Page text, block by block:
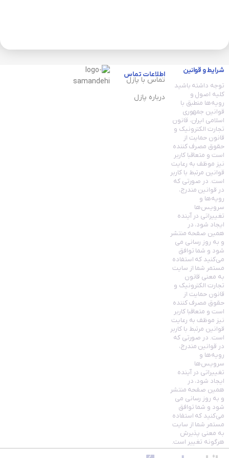
شرایط و قوانین
توجه داشته باشید
کلیه اصول و
رویه‏‌ها منطبق با
قوانین جمهوری
اسلامی ایران، قانون
تجارت الکترونیک و
قانون حمایت از
حقوق مصرف کننده
است و متعاقبا کاربر
نیز موظف به رعایت
قوانین مرتبط با کاربر
است. در صورتی که
در قوانین مندرج،
رویه‏‌ها و
سرویس‏‌ها
تغییراتی در آینده
ایجاد شود، در
همین صفحه منتشر
و به روز رسانی می
شود و شما توافق
می‏‌کنید که استفاده
مستمر شما از سایت
به معنی قانون
تجارت الکترونیک و
قانون حمایت از
حقوق مصرف کننده
است و متعاقبا کاربر
نیز موظف به رعایت
قوانین مرتبط با کاربر
است. در صورتی که
در قوانین مندرج،
رویه‏‌ها و
سرویس‏‌ها
تغییراتی در آینده
ایجاد شود، در
همین صفحه منتشر
و به روز رسانی می
شود و شما توافق
می‏‌کنید که استفاده
مستمر شما از سایت
به معنی پذیرش
هرگونه تغییر است.
اطلاعات تماس
تماس با پازل
درباره پازل